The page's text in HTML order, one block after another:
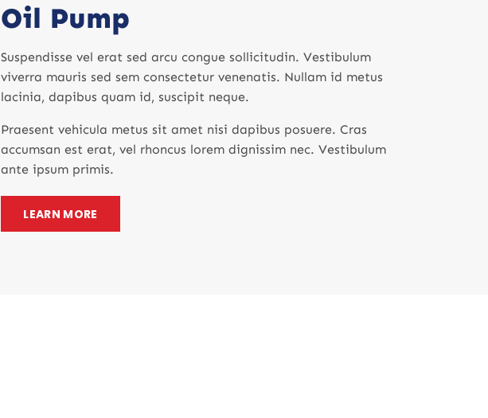
Oil Pump
Suspendisse vel erat sed arcu congue sollicitudin. Vestibulum
viverra mauris sed sem consectetur venenatis. Nullam id metus
lacinia, dapibus quam id, suscipit neque.
Praesent vehicula metus sit amet nisi dapibus posuere. Cras
accumsan est erat, vel rhoncus lorem dignissim nec. Vestibulum
ante ipsum primis.
LEARN MORE